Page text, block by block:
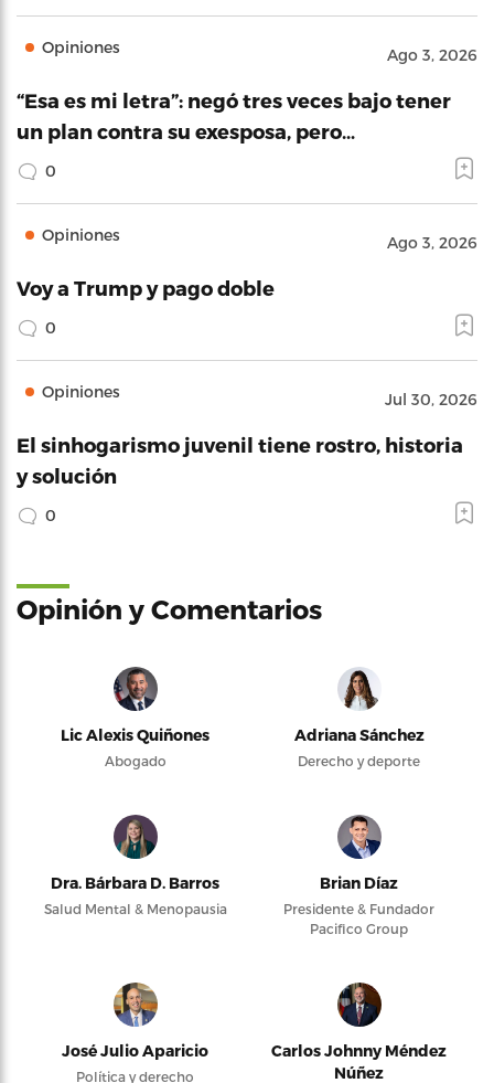
Opiniones Ago 3, 2026
“Esa es mi letra”: negó tres veces bajo tener
un plan contra su exesposa, pero…
0
Opiniones Ago 3, 2026
Voy a Trump y pago doble
0
Opiniones Jul 30, 2026
El sinhogarismo juvenil tiene rostro, historia
y solución
0
Opinión y Comentarios
Lic Alexis Quiñones
Abogado
Adriana Sánchez
Derecho y deporte
Dra. Bárbara D. Barros
Salud Mental & Menopausia
Brian Díaz
Presidente & Fundador
Pacifico Group
José Julio Aparicio
Política y derecho
Carlos Johnny Méndez
Núñez